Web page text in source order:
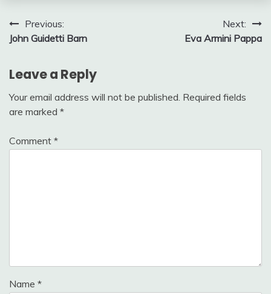
Post
navigation
Previous:
John Guidetti Barn
Next:
Eva Armini Pappa
Leave a Reply
Your email address will not be published. Required fields
are marked *
Comment *
Name *